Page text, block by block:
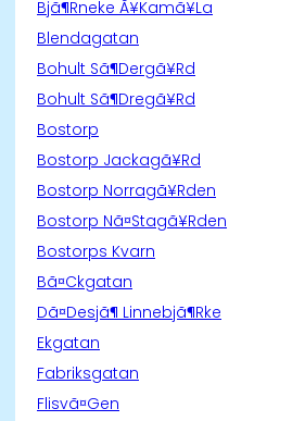
Bjã¶Rneke Ã¥Kamã¥La
Blendagatan
Bohult Sã¶Dergã¥Rd
Bohult Sã¶Dregã¥Rd
Bostorp
Bostorp Jackagã¥Rd
Bostorp Norragã¥Rden
Bostorp Nã¤Stagã¥Rden
Bostorps Kvarn
Bã¤Ckgatan
Dã¤Desjã¶ Linnebjã¶Rke
Ekgatan
Fabriksgatan
Flisvã¤Gen